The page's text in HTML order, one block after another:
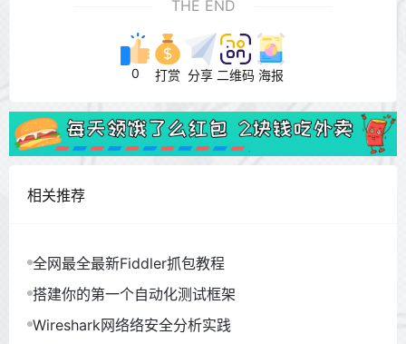
THE END
0 打赏 分享 二维码 海报
相关推荐
全网最全最新Fiddler抓包教程
搭建你的第一个自动化测试框架
Wireshark网络络安全分析实践